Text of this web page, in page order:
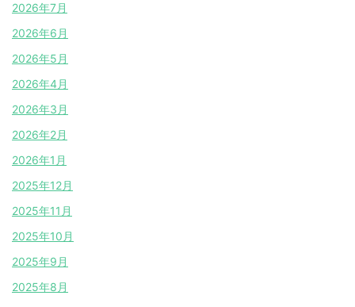
2026年7月
2026年6月
2026年5月
2026年4月
2026年3月
2026年2月
2026年1月
2025年12月
2025年11月
2025年10月
2025年9月
2025年8月